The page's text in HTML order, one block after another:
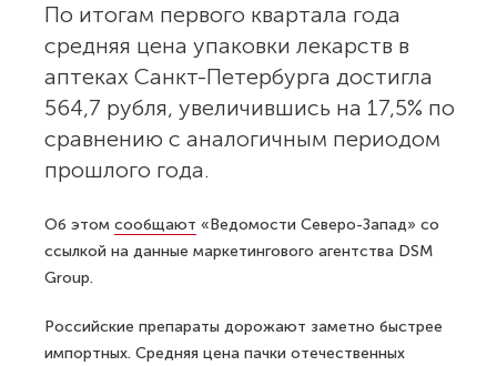
По итогам первого квартала года
средняя цена упаковки лекарств в
аптеках Санкт-Петербурга достигла
564,7 рубля, увеличившись на 17,5% по
сравнению с аналогичным периодом
прошлого года.
Об этом сообщают «Ведомости Северо-Запад» со
ссылкой на данные маркетингового агентства DSM
Group.
Российские препараты дорожают заметно быстрее
импортных. Средняя цена пачки отечественных